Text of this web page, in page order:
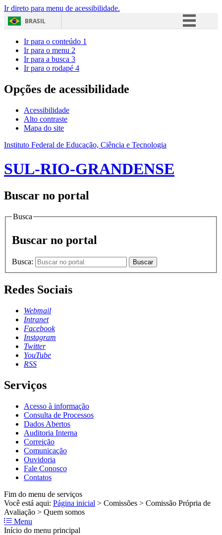
Ir direto para menu de acessibilidade.
BRASIL
Acesso à informação
Ir para o conteúdo 1
Ir para o menu 2
Ir para a busca 3
Ir para o rodapé 4
Opções de acessibilidade
Acessibilidade
Alto contraste
Mapa do site
Instituto Federal de Educação, Ciência e Tecnologia
SUL-RIO-GRANDENSE
Buscar no portal
Busca
Buscar no portal
Busca: Buscar
Redes Sociais
Webmail
Intranet
Facebook
Instagram
Twitter
YouTube
RSS
Serviços
Acesso à informação
Consulta de Processos
Dados Abertos
Auditoria Interna
Correição
Comunicação
Ouvidoria
Fale Conosco
Contatos
Fim do menu de serviços
Você está aqui: Página inicial > Comissões > Comissão Própria de
Avaliação > Quem somos
Menu
Início do menu principal